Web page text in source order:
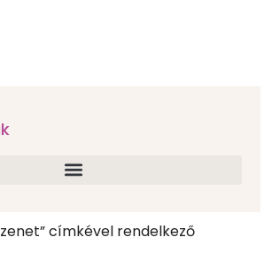
címkével rendelkező